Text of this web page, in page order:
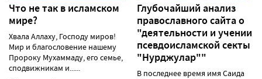
Что не так в исламском
мире?
Хвала Аллаху, Господу миров!
Мир и благословение нашему
Пророку Мухаммаду, его семье,
сподвижникам и......
Глубочайший анализ
православного сайта о
"деятельности и учении
псевдоисламской секты
"Нурджулар""
В последнее время имя Саида